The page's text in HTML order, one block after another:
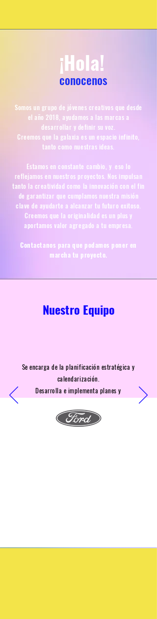
¡Hola!
conocenos
Somos un grupo de jóvenes creativos que desde
el año 2018, ayudamos a las marcas a
desarrollar y definir su voz.
Creemos que la galaxia es un espacio infinito,
tanto como nuestras ideas.
Estamos en constante cambio, y eso lo
reflejamos en nuestros proyectos. Nos impulsan
tanto la creatividad como la innovación con el fin
de garantizar que cumplamos nuestra misión
clave de ayudarte a alcanzar tu futuro exitoso.
Creemos que la originalidad es un plus y
aportamos valor agregado a tu empresa.
Contactanos para que podamos poner en
marcha tu proyecto.
Nuestro Equipo
Se encarga de la planificación estratégica y
calendarización.
Desarrolla e implementa planes y
objetivos propuestos por el equipo
Asistente de producción